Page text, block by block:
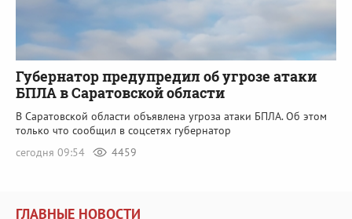
Губернатор предупредил об угрозе атаки
БПЛА в Саратовской области
В Саратовской области объявлена угроза атаки БПЛА. Об этом
только что сообщил в соцсетях губернатор
сегодня 09:54
4459
ГЛАВНЫЕ НОВОСТИ